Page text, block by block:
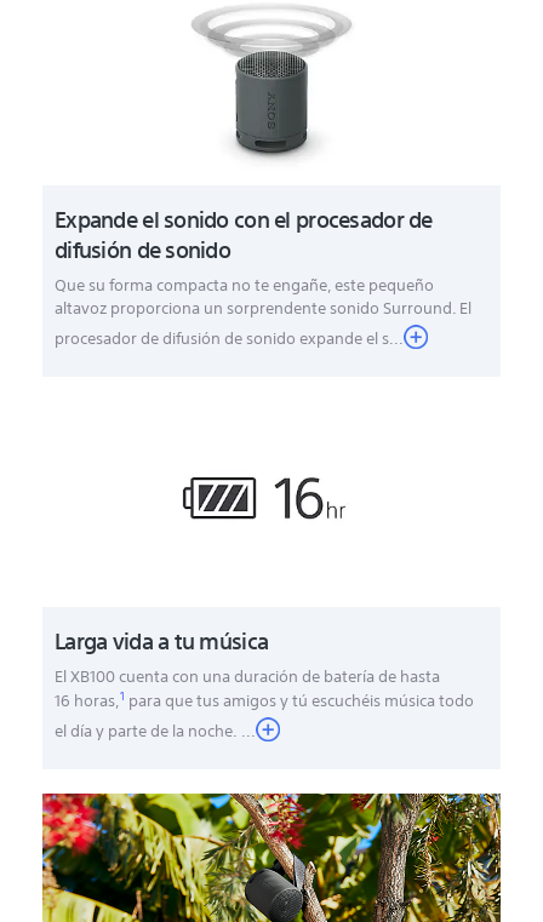
Expande el sonido con el procesador de
difusión de sonido
Que su forma compacta no te engañe, este pequeño
altavoz proporciona un sorprendente sonido Surround. El
procesador de difusión de sonido expande el s...
Larga vida a tu música
El XB100 cuenta con una duración de batería de hasta
16 horas,1 para que tus amigos y tú escuchéis música todo
el día y parte de la noche....